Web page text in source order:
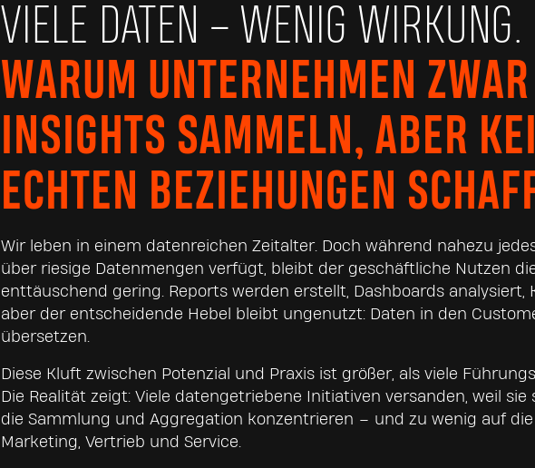
VIELE DATEN – WENIG WIRKUNG.
WARUM UNTERNEHMEN ZWAR
INSIGHTS SAMMELN, ABER
ECHTEN BEZIEHUNGEN
Wir leben in einem datenreichen Zeitalter. Doch während nahezu
über riesige Datenmengen verfügt, bleibt der geschäftliche Nutzen
enttäuschend gering. Reports werden erstellt, Dashboards analysiert,
aber der entscheidende Hebel bleibt ungenutzt: Daten in den
übersetzen.
Diese Kluft zwischen Potenzial und Praxis ist größer, als viele
Die Realität zeigt: Viele datengetriebene Initiativen versanden, weil
die Sammlung und Aggregation konzentrieren – und zu wenig auf
Marketing, Vertrieb und Service.